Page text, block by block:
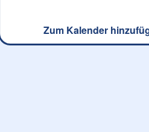
Zum Kalender